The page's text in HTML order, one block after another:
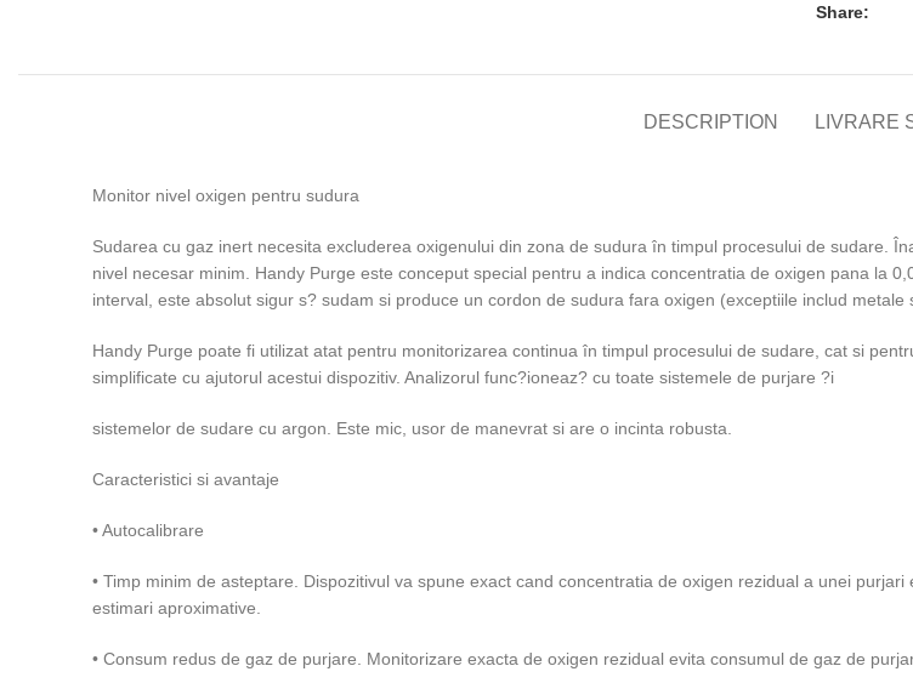
Share:
DESCRIPTION LIVRARE
Monitor nivel oxigen pentru sudura
Sudarea cu gaz inert necesita excluderea oxigenului din zona de sudura în timpul procesului de sudare.
nivel necesar minim. Handy Purge este conceput special pentru a indica concentratia de oxigen pana la
interval, este absolut sigur s? sudam si produce un cordon de sudura fara oxigen (exceptiile includ metale
Handy Purge poate fi utilizat atat pentru monitorizarea continua în timpul procesului de sudare, cat si
simplificate cu ajutorul acestui dispozitiv. Analizorul func?ioneaz? cu toate sistemele de purjare ?i
sistemelor de sudare cu argon. Este mic, usor de manevrat si are o incinta robusta.
Caracteristici si avantaje
• Autocalibrare
• Timp minim de asteptare. Dispozitivul va spune exact cand concentratia de oxigen rezidual a unei
estimari aproximative.
• Consum redus de gaz de purjare. Monitorizare exacta de oxigen rezidual evita consumul de gaz de